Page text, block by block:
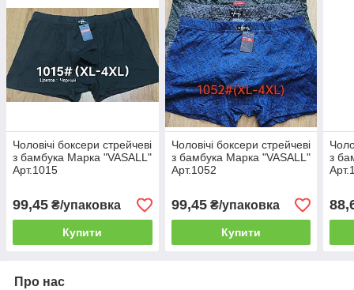
Чоловічі боксери стрейчеві
з бамбука Марка "VASALL"
Арт.1015
99,45 ₴/упаковка
Купити
Чоловічі боксери стрейчеві
з бамбука Марка "VASALL"
Арт.1052
99,45₴/упаковка
Купити
з
Про нас